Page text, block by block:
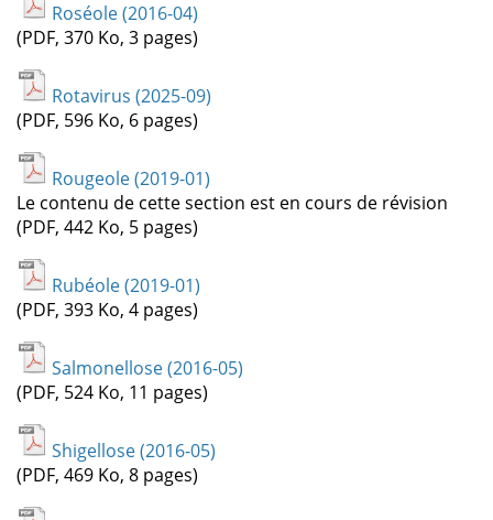
Roséole (2016-04)
(PDF, 370 Ko, 3 pages)
Rotavirus (2025-09)
(PDF, 596 Ko, 6 pages)
Rougeole (2019-01)
Le contenu de cette section est en cours de révision
(PDF, 442 Ko, 5 pages)
Rubéole (2019-01)
(PDF, 393 Ko, 4 pages)
Salmonellose (2016-05)
(PDF, 524 Ko, 11 pages)
Shigellose (2016-05)
(PDF, 469 Ko, 8 pages)